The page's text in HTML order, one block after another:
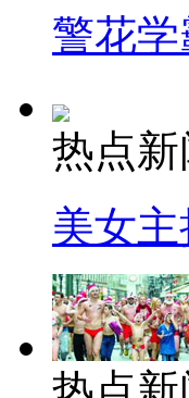
警花
热点新
美女